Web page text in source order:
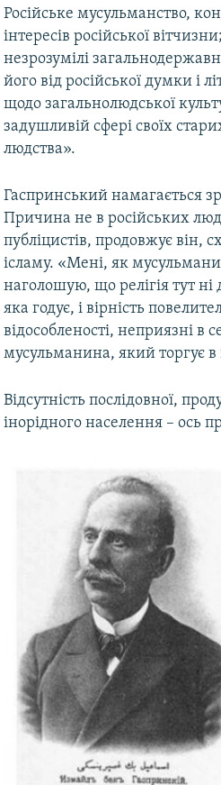
Російське мусульманство,
інтересів російської
незрозумілі
його від російської думки і
щодо загальнолюдської
задушливій сфері своїх
людства».
Гаспринський намагається
Причина не в російських
публіцистів, продовжує
ісламу. «Мені, як
наголошую, що релігія тут
яка годує, і вірність
відособленості, неприязні в
мусульманина, який торгує
Відсутність послідовної,
інорідного населення – ось